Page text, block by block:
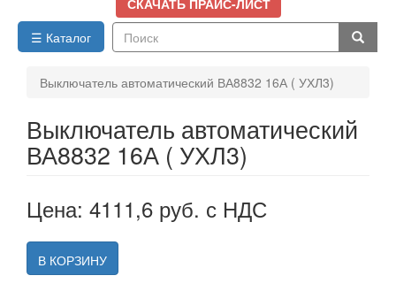
СКАЧАТЬ ПРАЙС-ЛИСТ
☰ Каталог
Выключатель автоматический ВА8832 16А ( УХЛ3)
Выключатель автоматический
ВА8832 16А ( УХЛ3)
Цена: 4111,6 руб. с НДС
В КОРЗИНУ